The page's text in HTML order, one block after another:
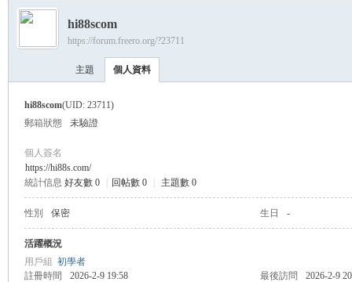
›
hi88scom
https://forum.freero.org/?23711
主題 個人資料
hi88scom(UID: 23711)
郵箱狀態
未驗證
個人簽名
https://hi88s.com/
統計信息 好友數 0 回帖數 0 主題數 0
性別 保密 生日 -
活躍概況
用戶組 初學者
註冊時間
2026-2-9 19:58 最後訪問
2026-2-9